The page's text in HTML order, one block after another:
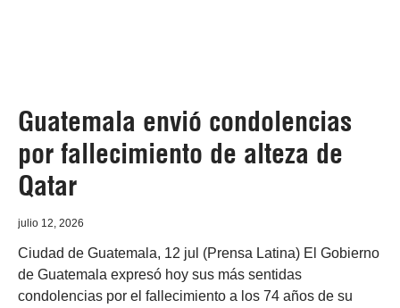
Guatemala envió condolencias
por fallecimiento de alteza de
Qatar
julio 12, 2026
Ciudad de Guatemala, 12 jul (Prensa Latina) El Gobierno
de Guatemala expresó hoy sus más sentidas
condolencias por el fallecimiento a los 74 años de su